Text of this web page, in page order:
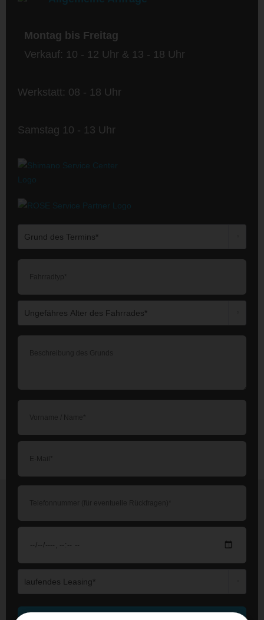
Montag bis Freitag
Verkauf: 10 - 12 Uhr & 13 - 18 Uhr
Werkstatt: 08 - 18 Uhr
Samstag 10 - 13 Uhr
Die mit einem * markierten Felder sind Pflichtfelder.